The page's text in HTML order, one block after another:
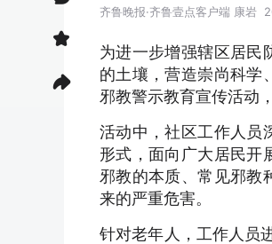
齐鲁晚报·齐鲁壹点客户端 康岩
为进一步增强辖区居民
的土壤，营造崇尚科学
邪教警示教育宣传活动
活动中，社区工作人员
形式，面向广大居民开
邪教的本质、常见邪教
来的严重危害。
针对老年人，工作人员